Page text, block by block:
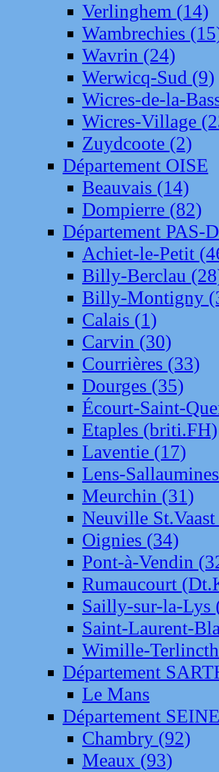
Verlinghem (14)
Wambrechies
Wavrin (24)
Werwicq-Sud (9)
Wicres-de-la-
Wicres-Village
Zuydcoote (2)
Département OISE
Beauvais (14)
Dompierre (82)
Département PAS-
Achiet-le-Petit
Billy-Berclau
Billy-Montigny
Calais (1)
Carvin (30)
Courrières (33)
Dourges (35)
Écourt-Saint-
Etaples (briti.FH)
Laventie (17)
Lens-
Meurchin (31)
Neuville
Oignies (34)
Pont-à-Vendin
Rumaucourt
Sailly-sur-la-Lys
Saint-Laurent-
Wimille-
Département
Le Mans
Département
Chambry (92)
Meaux (93)